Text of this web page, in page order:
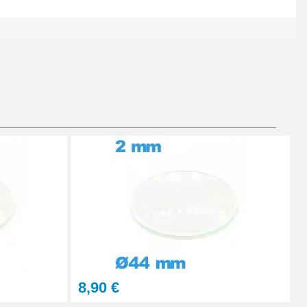
Ajouter au panier
8,90 €